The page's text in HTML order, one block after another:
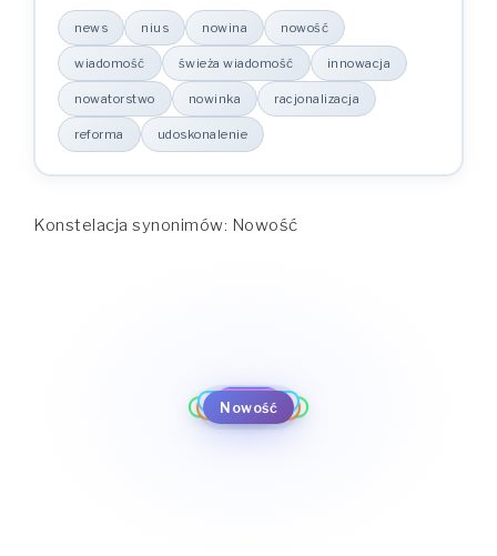
news nius nowina nowość
wiadomość świeża wiadomość innowacja
nowatorstwo nowinka racjonalizacja
reforma udoskonalenie
Konstelacja synonimów: Nowość
Nowość
news
nowina
nowość
wiadomość
świeża wiadomość
innowacja
nowatorstwo
nowinka
racjonalizacja
reforma
udoskonalenie